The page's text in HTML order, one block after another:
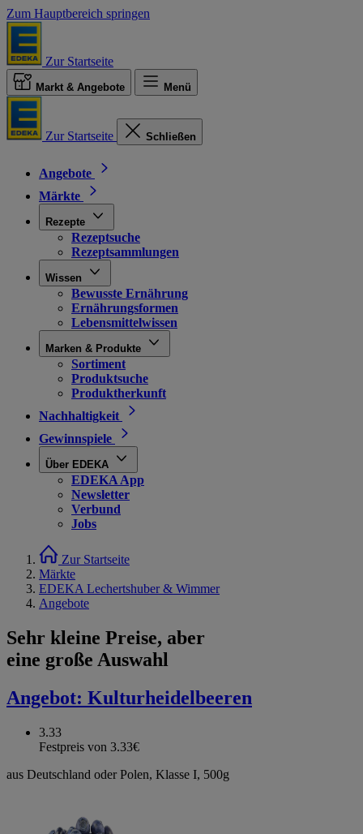
Zum Hauptbereich springen
Zur Startseite
Markt & Angebote Menü
Zur Startseite Schließen
Angebote
Märkte
Rezepte
Rezeptsuche
Rezeptsammlungen
Wissen
Bewusste Ernährung
Ernährungsformen
Lebensmittelwissen
Marken & Produkte
Sortiment
Produktsuche
Produktherkunft
Nachhaltigkeit
Gewinnspiele
Über EDEKA
EDEKA App
Newsletter
Verbund
Jobs
Zur Startseite
Märkte
EDEKA Lechertshuber & Wimmer
Angebote
Sehr kleine Preise, aber
eine große Auswahl
Angebot: Kulturheidelbeeren
3.33
Festpreis von 3.33€
aus Deutschland oder Polen, Klasse I, 500g